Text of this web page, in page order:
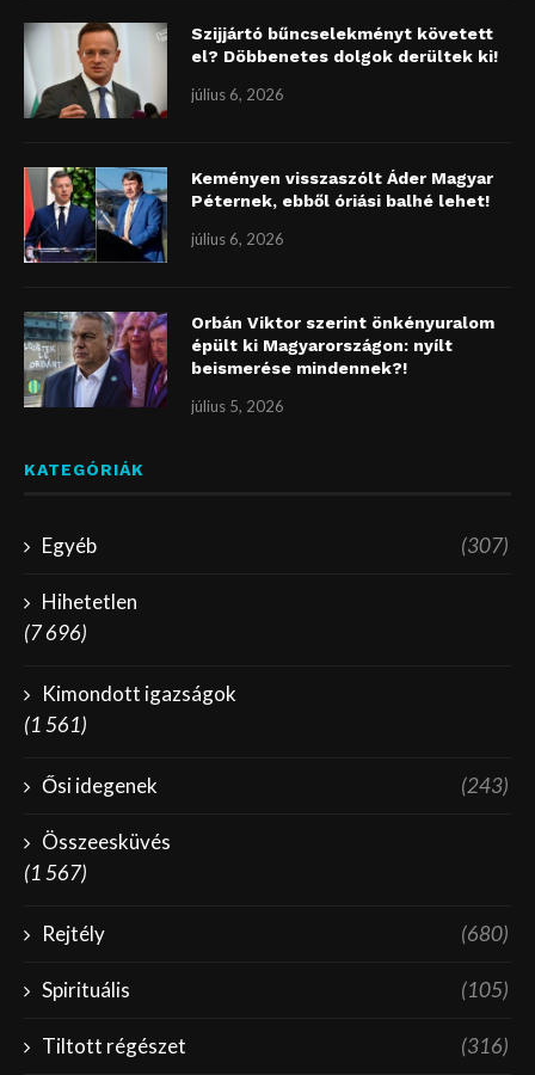
Szijjártó bűncselekményt követett
el? Döbbenetes dolgok derültek ki!
július 6, 2026
Keményen visszaszólt Áder Magyar
Péternek, ebből óriási balhé lehet!
július 6, 2026
Orbán Viktor szerint önkényuralom
épült ki Magyarországon: nyílt
beismerése mindennek?!
július 5, 2026
KATEGÓRIÁK
Egyéb (307)
Hihetetlen
(7 696)
Kimondott igazságok
(1 561)
Ősi idegenek (243)
Összeesküvés
(1 567)
Rejtély (680)
Spirituális (105)
Tiltott régészet (316)